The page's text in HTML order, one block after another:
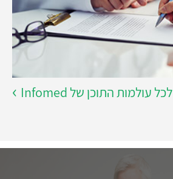
לכל עולמות התוכן של Infomed